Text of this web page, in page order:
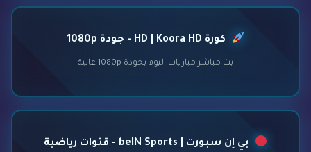
كورة HD | Koora HD - جودة 1080p
بث مباشر مباريات اليوم بجودة 1080p عالية
بي إن سبورت | beIN Sports - قنوات رياضية